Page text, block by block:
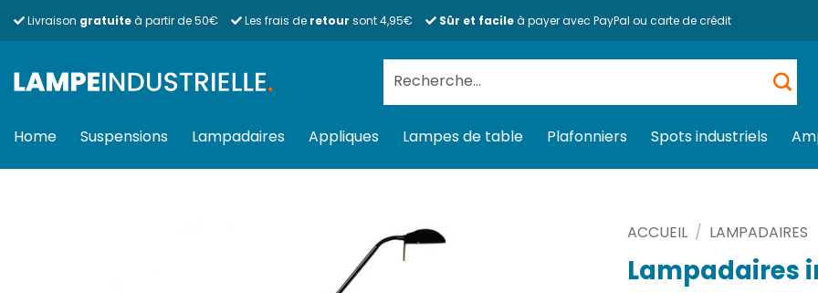
Livraison gratuiteà partir de 50€ Les frais de retour sont 4,95€ Sûr et facileà payer avec PayPal ou carte de crédit
pour :
Home Suspensions Lampadaires Appliques Lampes de table Plafonniers Spots industriels
ACCUEIL / LAMPADAIRES
Lampadaires